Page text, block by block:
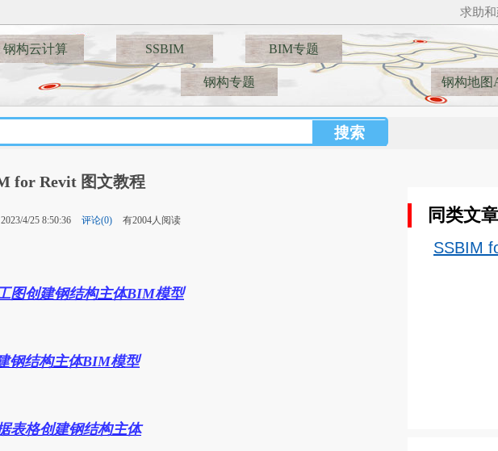
求助
钢构云计算 SSBIM BIM专题
钢构专题 钢构地图
for Revit 图文教程
4/25 8:50:36 评论(0) 有2004人阅读
图创建钢结构主体BIM模型
钢结构主体BIM模型
表格创建钢结构主体
同类文章
SSBIM